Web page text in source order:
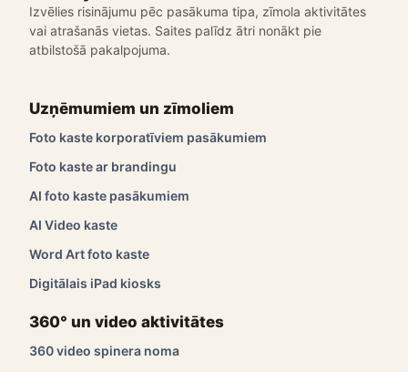
Izvēlies risinājumu pēc pasākuma tipa, zīmola aktivitātes
vai atrašanās vietas. Saites palīdz ātri nonākt pie
atbilstošā pakalpojuma.
Uzņēmumiem un zīmoliem
Foto kaste korporatīviem pasākumiem
Foto kaste ar brandingu
AI foto kaste pasākumiem
AI Video kaste
Word Art foto kaste
Digitālais iPad kiosks
360° un video aktivitātes
360 video spinera noma